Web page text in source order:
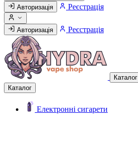
Авторизація
Реєстрація
Авторизація Реєстрація
Каталог
Каталог
Електронні сигарети